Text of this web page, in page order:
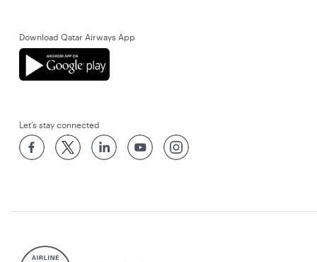
Download Qatar Airways App
Let’s stay connected